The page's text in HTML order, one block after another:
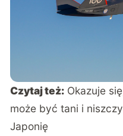
Czytaj też: Okazuje
może być tani i
Japonię